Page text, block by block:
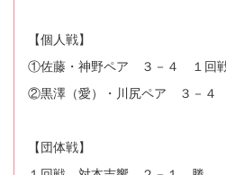
【個人戦】
①佐藤・神野ペア ３－４ １回
②黒澤（愛）・川尻ペア ３－４
【団体戦】